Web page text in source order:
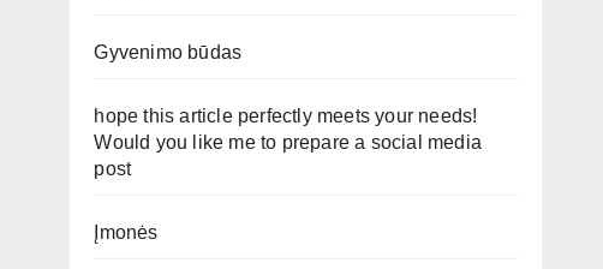
Gyvenimo būdas
hope this article perfectly meets your needs!
Would you like me to prepare a social media
post
Įmonės